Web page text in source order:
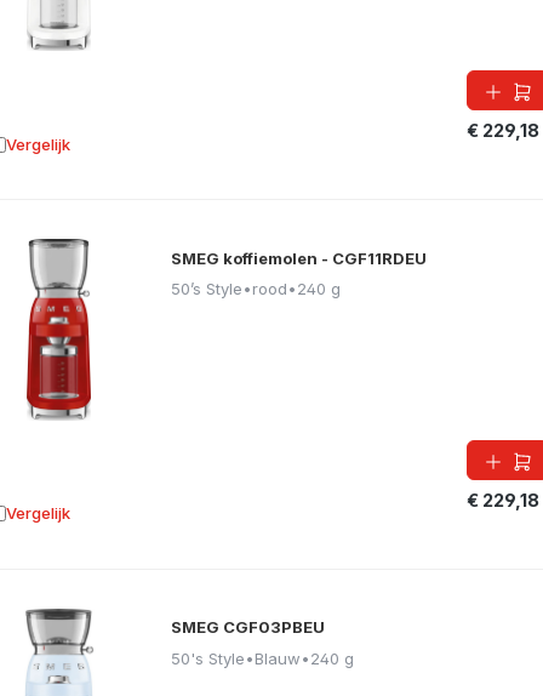
€ 229,18
Vergelijk aan vergelijking
SMEG koffiemolen - CGF11RDEU
50’s Style•rood•240 g
€ 229,18
Vergelijk aan vergelijking
SMEG CGF03PBEU
50's Style•Blauw•240 g